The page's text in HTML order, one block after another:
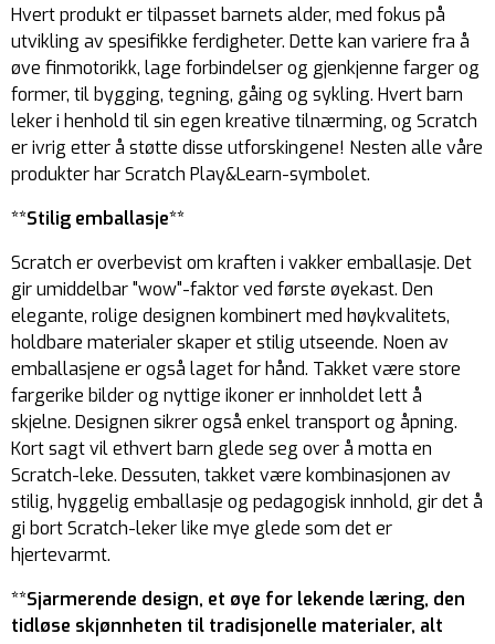
Hvert produkt er tilpasset barnets alder, med fokus på
utvikling av spesifikke ferdigheter. Dette kan variere fra å
øve finmotorikk, lage forbindelser og gjenkjenne farger og
former, til bygging, tegning, gåing og sykling. Hvert barn
leker i henhold til sin egen kreative tilnærming, og Scratch
er ivrig etter å støtte disse utforskingene! Nesten alle våre
produkter har Scratch Play&Learn-symbolet.
**Stilig emballasje**
Scratch er overbevist om kraften i vakker emballasje. Det
gir umiddelbar "wow"-faktor ved første øyekast. Den
elegante, rolige designen kombinert med høykvalitets,
holdbare materialer skaper et stilig utseende. Noen av
emballasjene er også laget for hånd. Takket være store
fargerike bilder og nyttige ikoner er innholdet lett å
skjelne. Designen sikrer også enkel transport og åpning.
Kort sagt vil ethvert barn glede seg over å motta en
Scratch-leke. Dessuten, takket være kombinasjonen av
stilig, hyggelig emballasje og pedagogisk innhold, gir det å
gi bort Scratch-leker like mye glede som det er
hjertevarmt.
**Sjarmerende design, et øye for lekende læring, den
tidløse skjønnheten til tradisjonelle materialer, alt